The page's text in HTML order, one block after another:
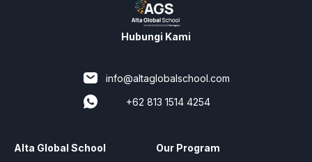
Hubungi Kami
info@altaglobalschool.com
+62 813 1514 4254
Alta Global School Our Program